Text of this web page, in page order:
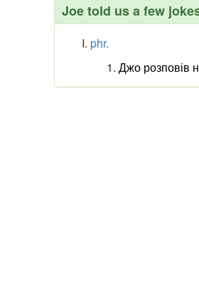
Joe told us a few
phr.
Джо розповів